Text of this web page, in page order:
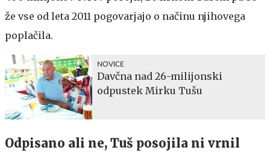
že vse od leta 2011 pogovarjajo o načinu njihovega
poplačila.
NOVICE
Davčna nad 26-milijonski
odpustek Mirku Tušu
Odpisano ali ne, Tuš posojila ni vrnil